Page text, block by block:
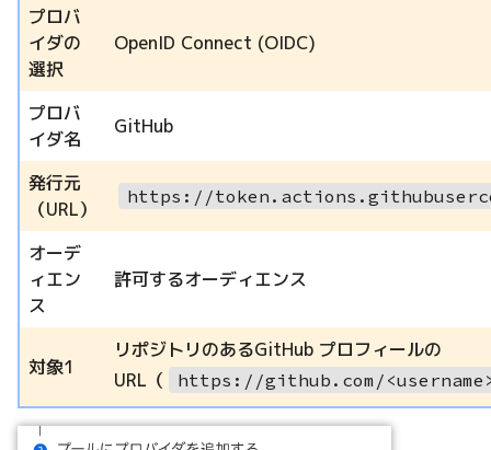
プロバ
イダの
選択
OpenID Connect (OIDC)
プロバ
イダ名
GitHub
発行元
（URL）
https://
オーデ
ィエン
ス
許可するオーディエンス
対象1
リポジトリのあるGitHub プロフィールの
URL（
https://github.com/